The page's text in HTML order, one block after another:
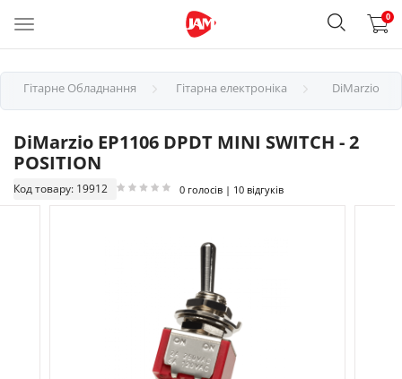
0
Гітарне Обладнання Гітарна електроніка DiMarzio
DiMarzio EP1106 DPDT MINI SWITCH - 2
POSITION
Код товару: 19912 0 голосів | 10 відгуків